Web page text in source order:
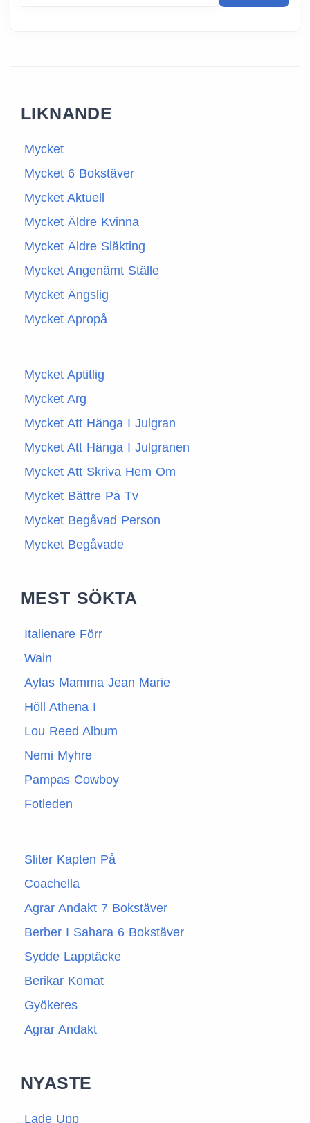
LIKNANDE
Mycket
Mycket 6 Bokstäver
Mycket Aktuell
Mycket Äldre Kvinna
Mycket Äldre Släkting
Mycket Angenämt Ställe
Mycket Ängslig
Mycket Apropå
Mycket Aptitlig
Mycket Arg
Mycket Att Hänga I Julgran
Mycket Att Hänga I Julgranen
Mycket Att Skriva Hem Om
Mycket Bättre På Tv
Mycket Begåvad Person
Mycket Begåvade
MEST SÖKTA
Italienare Förr
Wain
Aylas Mamma Jean Marie
Höll Athena I
Lou Reed Album
Nemi Myhre
Pampas Cowboy
Fotleden
Sliter Kapten På
Coachella
Agrar Andakt 7 Bokstäver
Berber I Sahara 6 Bokstäver
Sydde Lapptäcke
Berikar Komat
Gyökeres
Agrar Andakt
NYASTE
Lade Upp